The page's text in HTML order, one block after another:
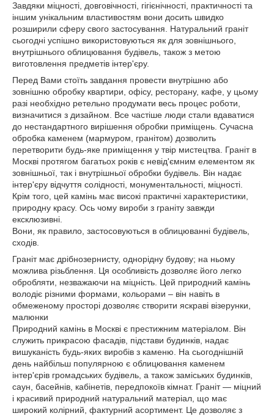
Завдяки міцності, довговічності, гігієнічності, практичності та
іншим унікальним властивостям вони досить швидко
розширили сферу свого застосування. Натуральний граніт
сьогодні успішно використовуються як для зовнішнього,
внутрішнього облицювання будівель, також з метою
виготовлення предметів інтер'єру.
Перед Вами стоїть завдання провести внутрішню або
зовнішню обробку квартири, офісу, ресторану, кафе, у цьому
разі необхідно ретельно продумати весь процес роботи,
визначитися з дизайном. Все частіше люди стали вдаватися
до нестандартного вирішення обробки приміщень. Сучасна
обробка каменем (мармуром, гранітом) дозволить
перетворити будь-яке приміщення у твір мистецтва. Граніт в
Москві протягом багатьох років є невід'ємним елементом як
зовнішньої, так і внутрішньої обробки будівель. Він надає
інтер'єру відчуття солідності, монументальності, міцності.
Крім того, цей камінь має високі практичні характеристики,
природну красу. Ось чому вироби з граніту завжди
ексклюзивні.
Вони, як правило, застосовуються в облицюванні будівель,
сходів.
Граніт має дрібнозернисту, однорідну будову; на ньому
можлива різьблення. Ця особливість дозволяє його легко
обробляти, незважаючи на міцність. Цей природний камінь
володіє різними формами, кольорами – він навіть в
обмеженому просторі дозволяє створити яскраві візерунки,
малюнки
Природний камінь в Москві є престижним матеріалом. Він
служить прикрасою фасадів, підстави будинків, надає
вишуканість будь-яких виробів з каменю. На сьогоднішній
день найбільш популярною є облицювання каменем
інтер'єрів громадських будівель, а також заміських будинків,
саун, басейнів, кабінетів, передпокоїв кімнат. Граніт — міцний
і красивий природний натуральний матеріал, що має
широкий колірний, фактурний асортимент. Це дозволяє з